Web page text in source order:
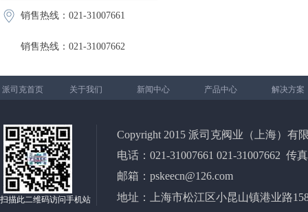
销售热线：021-31007661
销售热线：021-31007662
派司克首页 关于我们 新闻中心 产品中心 解决方案
Copyright 2015 派司克阀业（上海）有
电话：021-31007661 021-31007662 传
邮箱：pskeecn@126.com
地址：上海市松江区小昆山镇港业路
扫描此二维码访问手机站